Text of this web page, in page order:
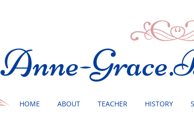
​Anne-
HOME ABOUT TEACHER HISTORY